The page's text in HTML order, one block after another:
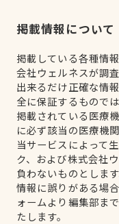
掲載情報について
掲載している各種情
会社ウェルネスが調
出来るだけ正確な情
全に保証するもので
掲載されている医療
に必ず該当の医療機
当サービスによって
ク、および株式会社
負わないものとします
情報に誤りがある場
ォームより編集部ま
たします。